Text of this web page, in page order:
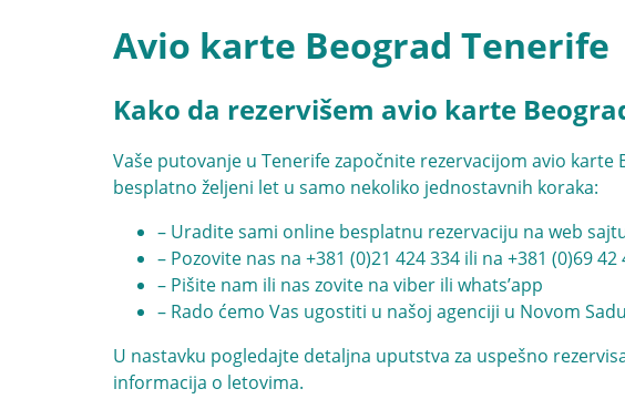
Avio karte Beograd Tenerife
Kako da rezervišem avio karte
Vaše putovanje u Tenerife započnite rezervacijom avio karte
besplatno željeni let u samo nekoliko jednostavnih koraka:
– Uradite sami online besplatnu rezervaciju na web
– Pozovite nas na +381 (0)21 424 334 ili na +381 (0)69 42
– Pišite nam ili nas zovite na viber ili whats’app
– Rado ćemo Vas ugostiti u našoj agenciji u Novom
U nastavku pogledajte detaljna uputstva za uspešno
informacija o letovima.